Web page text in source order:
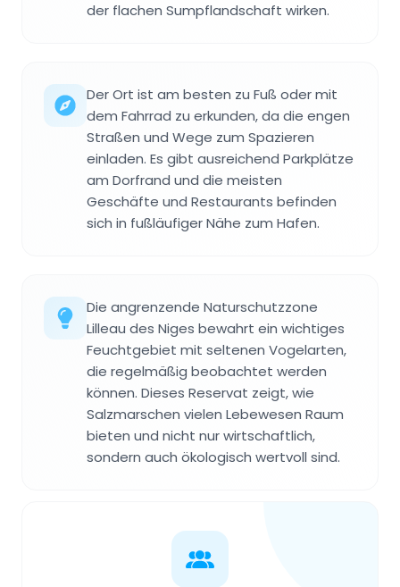
der flachen Sumpflandschaft wirken.
Der Ort ist am besten zu Fuß oder mit
dem Fahrrad zu erkunden, da die engen
Straßen und Wege zum Spazieren
einladen. Es gibt ausreichend Parkplätze
am Dorfrand und die meisten
Geschäfte und Restaurants befinden
sich in fußläufiger Nähe zum Hafen.
Die angrenzende Naturschutzzone
Lilleau des Niges bewahrt ein wichtiges
Feuchtgebiet mit seltenen Vogelarten,
die regelmäßig beobachtet werden
können. Dieses Reservat zeigt, wie
Salzmarschen vielen Lebewesen Raum
bieten und nicht nur wirtschaftlich,
sondern auch ökologisch wertvoll sind.